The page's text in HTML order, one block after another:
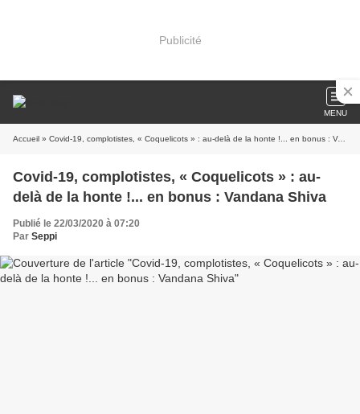
Publicité
MENU
Accueil » Covid-19, complotistes, « Coquelicots » : au-delà de la honte !... en bonus : Vandana Shiva
Covid-19, complotistes, « Coquelicots » : au-
delà de la honte !... en bonus : Vandana Shiva
Publié le 22/03/2020 à 07:20
Par Seppi